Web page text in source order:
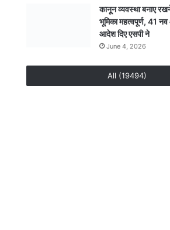
कानून व्यवस्था बनाए
भूमिका महत्वपूर्ण, 41 नव
आदेश दिए एसपी ने
June 4, 2026
All (19494)